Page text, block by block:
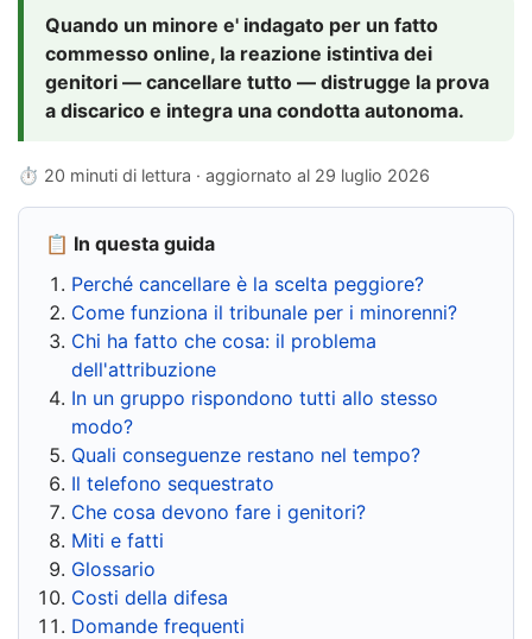
Quando un minore e' indagato per un fatto
commesso online, la reazione istintiva dei
genitori — cancellare tutto — distrugge la prova
a discarico e integra una condotta autonoma.
⏱ 20 minuti di lettura · aggiornato al 29 luglio 2026
📋 In questa guida
Perché cancellare è la scelta peggiore?
Come funziona il tribunale per i minorenni?
Chi ha fatto che cosa: il problema
dell'attribuzione
In un gruppo rispondono tutti allo stesso
modo?
Quali conseguenze restano nel tempo?
Il telefono sequestrato
Che cosa devono fare i genitori?
Miti e fatti
Glossario
Costi della difesa
Domande frequenti